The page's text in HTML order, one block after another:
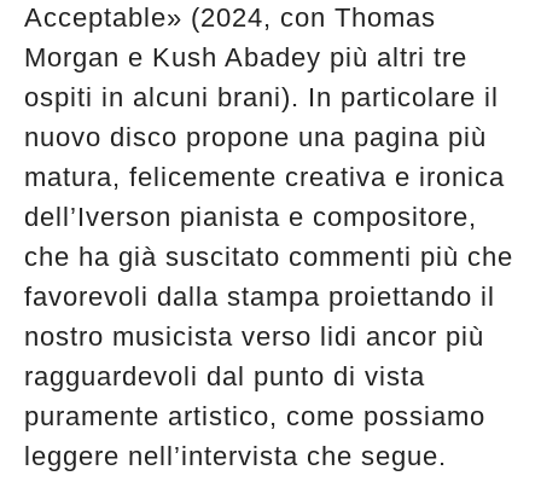
Acceptable» (2024, con Thomas
Morgan e Kush Abadey più altri tre
ospiti in alcuni brani). In particolare il
nuovo disco propone una pagina più
matura, felicemente creativa e ironica
dell’Iverson pianista e compositore,
che ha già suscitato commenti più che
favorevoli dalla stampa proiettando il
nostro musicista verso lidi ancor più
ragguardevoli dal punto di vista
puramente artistico, come possiamo
leggere nell’intervista che segue.